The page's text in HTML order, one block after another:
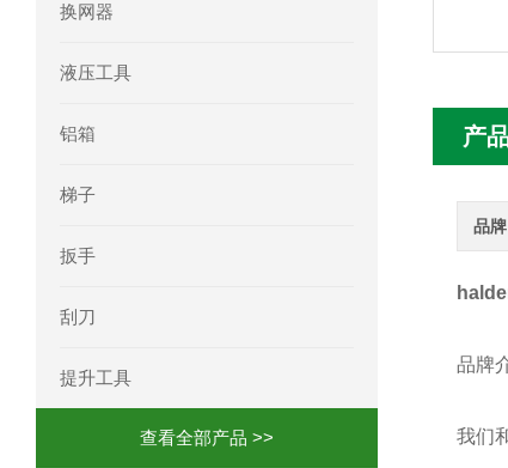
AC-MOTOREN电机FCPA 71B-2参
换网器
液压工具
铝箱
梯子
扳手
刮刀
提升工具
查看全部产品 >>
产
品牌
品牌
我们